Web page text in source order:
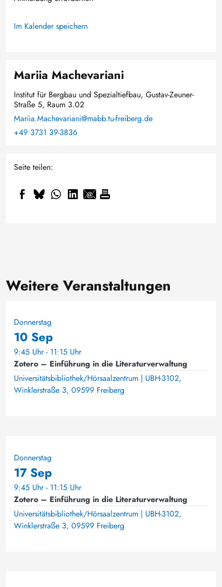
Im Kalender speichern
Mariia Machevariani
Institut für Bergbau und Spezialtiefbau, Gustav-Zeuner-
Straße 5, Raum 3.02
Mariia.Machevariani@mabb.tu-freiberg.de
+49 3731 39-3836
Seite teilen:
Weitere Veranstaltungen
Donnerstag
10 Sep
9:45 Uhr - 11:15 Uhr
Zotero – Einführung in die Literaturverwaltung
Universitätsbibliothek/Hörsaalzentrum | UBH-3102,
Winklerstraße 3, 09599 Freiberg
Donnerstag
17 Sep
9:45 Uhr - 11:15 Uhr
Zotero – Einführung in die Literaturverwaltung
Universitätsbibliothek/Hörsaalzentrum | UBH-3102,
Winklerstraße 3, 09599 Freiberg